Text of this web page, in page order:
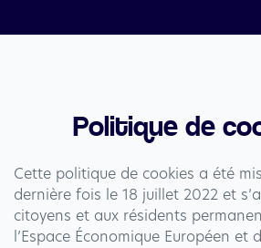
Politique de
Cette politique de cookies a été
dernière fois le 18 juillet 2022 et
citoyens et aux résidents
l’Espace Économique Européen et